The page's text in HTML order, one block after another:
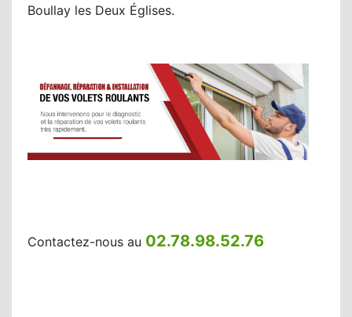
Boullay les Deux Églises.
Contactez-nous au 02.78.98.52.76